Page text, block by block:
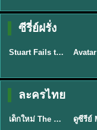
ซีรี่ย์ฝรั่ง
★9.3
พากย์ไทย
Stuart Fails to Save the Universe สจ๊วตล่มแผนกู้จักรวาล (2026) พากย์ไทย ซับไทย EP.1-10 ★7.8
ละครไทย
★ 8 EP.6
พากย์ไทย
เด็กใหม่ The Reset 2026 EP1-6 พากย์ไทย ดูซีรี่ย์ Netflix ล่าสุด HD